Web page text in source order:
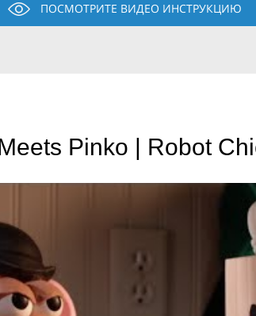
ПОСМОТРИТЕ ВИДЕО ИНСТРУКЦИЮ